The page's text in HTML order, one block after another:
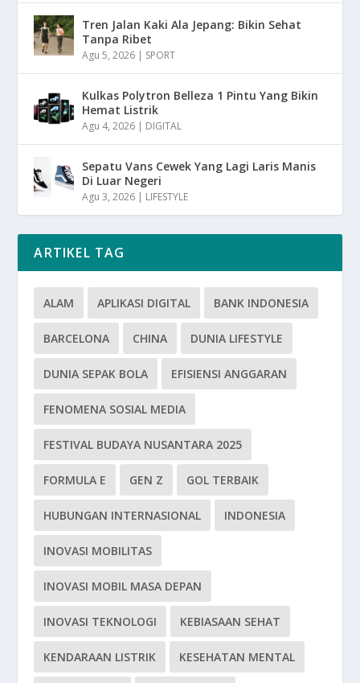
Tren Jalan Kaki Ala Jepang: Bikin Sehat
Tanpa Ribet
Agu 5, 2026 | SPORT
Kulkas Polytron Belleza 1 Pintu Yang Bikin
Hemat Listrik
Agu 4, 2026 | DIGITAL
Sepatu Vans Cewek Yang Lagi Laris Manis
Di Luar Negeri
Agu 3, 2026 | LIFESTYLE
ARTIKEL TAG
ALAM APLIKASI DIGITAL BANK INDONESIA
BARCELONA CHINA DUNIA LIFESTYLE
DUNIA SEPAK BOLA EFISIENSI ANGGARAN
FENOMENA SOSIAL MEDIA
FESTIVAL BUDAYA NUSANTARA 2025
FORMULA E GEN Z GOL TERBAIK
HUBUNGAN INTERNASIONAL INDONESIA
INOVASI MOBILITAS
INOVASI MOBIL MASA DEPAN
INOVASI TEKNOLOGI KEBIASAAN SEHAT
KENDARAAN LISTRIK KESEHATAN MENTAL